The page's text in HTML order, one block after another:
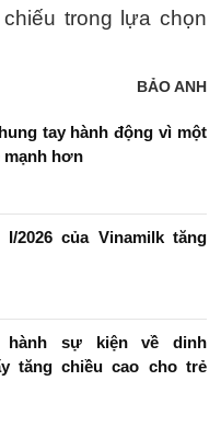
trong lựa chọn
BẢO ANH
tay hành động vì một
mạnh hơn
2026 của Vinamilk tăng
hành sự kiện về dinh
tăng chiều cao cho trẻ